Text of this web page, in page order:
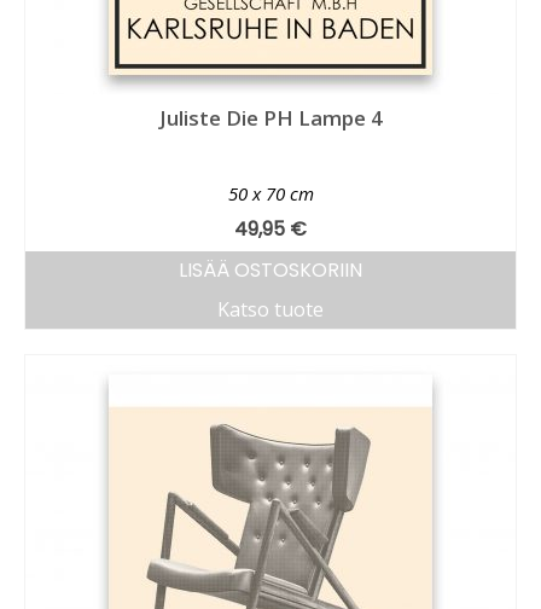
Juliste Die PH Lampe 4
50 x 70 cm
49,95 €
LISÄÄ OSTOSKORIIN
Katso tuote